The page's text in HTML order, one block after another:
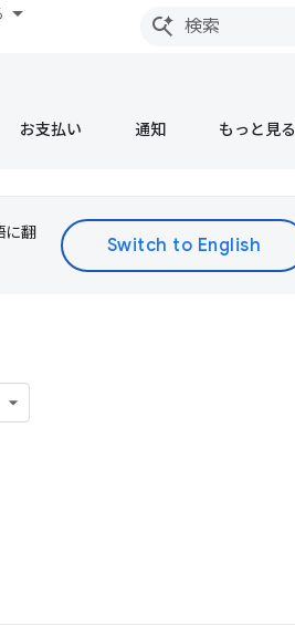
お支払い 通知 もっと見る
に翻